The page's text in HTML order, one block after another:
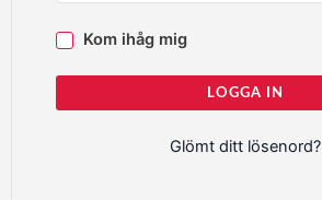
Kom ihåg mig
LOGGA IN
Glömt ditt lösenord?